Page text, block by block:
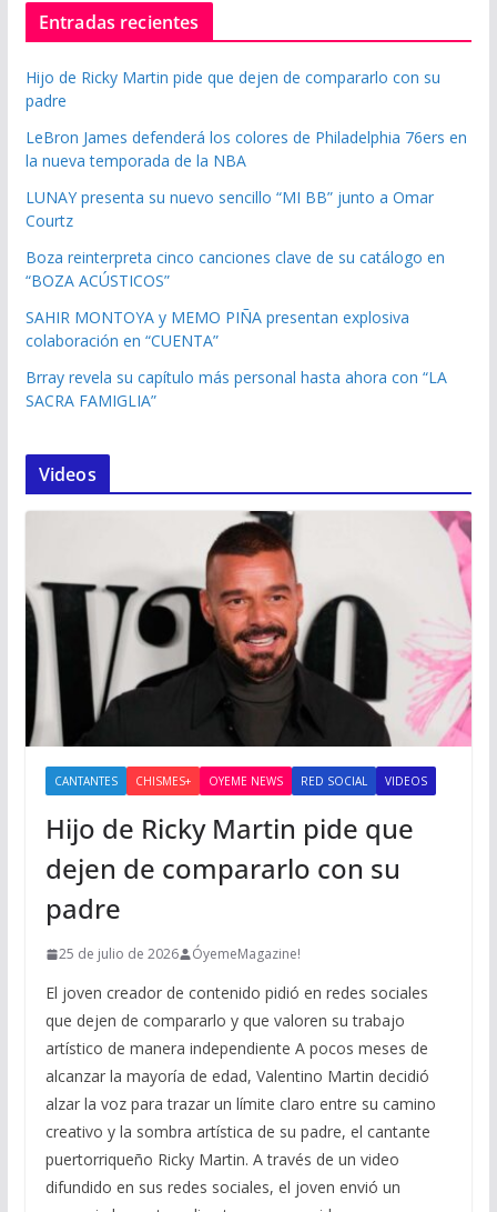
Entradas recientes
Hijo de Ricky Martin pide que dejen de compararlo con su
padre
LeBron James defenderá los colores de Philadelphia 76ers en
la nueva temporada de la NBA
LUNAY presenta su nuevo sencillo “MI BB” junto a Omar
Courtz
Boza reinterpreta cinco canciones clave de su catálogo en
“BOZA ACÚSTICOS”
SAHIR MONTOYA y MEMO PIÑA presentan explosiva
colaboración en “CUENTA”
Brray revela su capítulo más personal hasta ahora con “LA
SACRA FAMIGLIA”
Videos
CANTANTES CHISMES+ OYEME NEWS RED SOCIAL VIDEOS
Hijo de Ricky Martin pide que
dejen de compararlo con su
padre
25 de julio de 2026 ÓyemeMagazine!
El joven creador de contenido pidió en redes sociales
que dejen de compararlo y que valoren su trabajo
artístico de manera independiente A pocos meses de
alcanzar la mayoría de edad, Valentino Martin decidió
alzar la voz para trazar un límite claro entre su camino
creativo y la sombra artística de su padre, el cantante
puertorriqueño Ricky Martin. A través de un video
difundido en sus redes sociales, el joven envió un